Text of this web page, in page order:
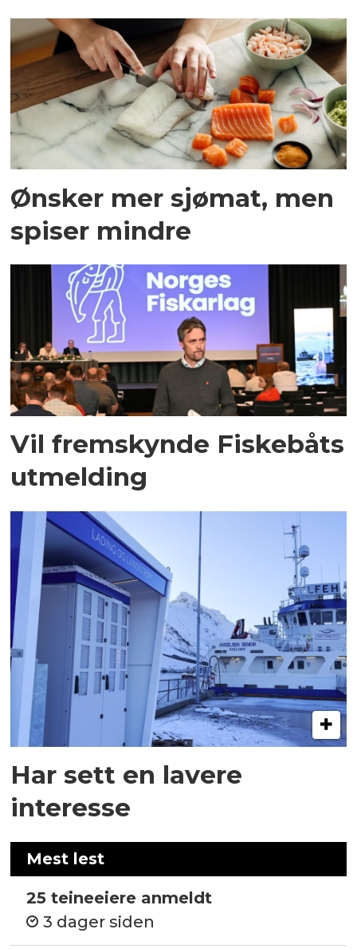
Ønsker mer sjømat, men
spiser mindre
Vil fremskynde Fiskebåts
utmelding
Har sett en lavere
interesse
Mest lest
25 teineeiere anmeldt
3 dager siden